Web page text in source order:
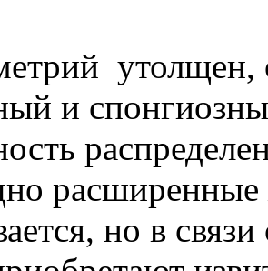
утолщен,
и
но в